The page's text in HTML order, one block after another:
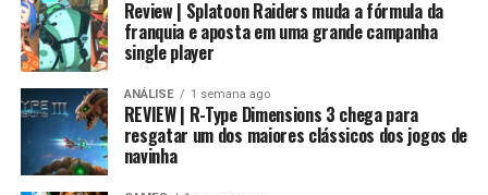
downgrade
, como se o jogo tivesse sido finalizado com
pressa ou sob limitações da própria Marvel na escolha
dos personagens.
Ele é excelente no que faz, mas poderia ser muito mais.
A História Completa (Com
Na prática, um Digimon pode voltar para sua forma
inicial, mantendo um potencial muito maior. Conforme
você repete esse processo, desbloqueia novas linhas
evolutivas e aumenta bastante os atributos, permitindo
alcançar formas como Campeão, Ultimate e Mega com
estatísticas cada vez melhores.
Review | Splatoon Raiders muda a fórmula da
franquia e aposta em uma grande campanha
single player
ANÁLISE 1 semana ago
REVIEW | R-Type Dimensions 3 chega para
resgatar um dos maiores clássicos dos jogos de
navinha